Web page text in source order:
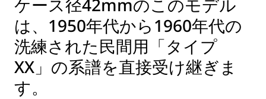
ケース径42mmのこのモデル
は、1950年代から1960年代の
洗練された民間用「タイプ
XX」の系譜を直接受け継ぎま
す。